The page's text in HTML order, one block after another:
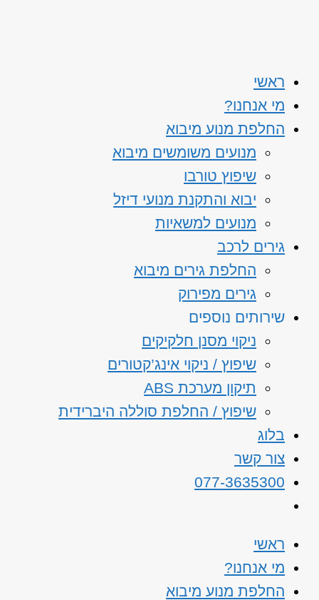
ראשי
מי אנחנו?
החלפת מנוע מיבוא
מנועים משומשים מיבוא
שיפוץ טורבו
יבוא והתקנת מנועי דיזל
מנועים למשאיות
גירים לרכב
החלפת גירים מיבוא
גירים מפירוק
שירותים נוספים
ניקוי מסנן חלקיקים
שיפוץ / ניקוי אינג’קטורים
תיקון מערכת ABS
שיפוץ / החלפת סוללה היברידית
בלוג
צור קשר
077-3635300
ראשי
מי אנחנו?
החלפת מנוע מיבוא